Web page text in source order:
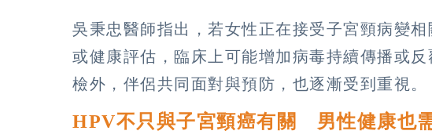
吳秉忠醫師指出，若女性正在接受子宮頸病變
或健康評估，臨床上可能增加病毒持續傳播或
檢外，伴侶共同面對與預防，也逐漸受到重視。
HPV不只與子宮頸癌有關 男性健康也